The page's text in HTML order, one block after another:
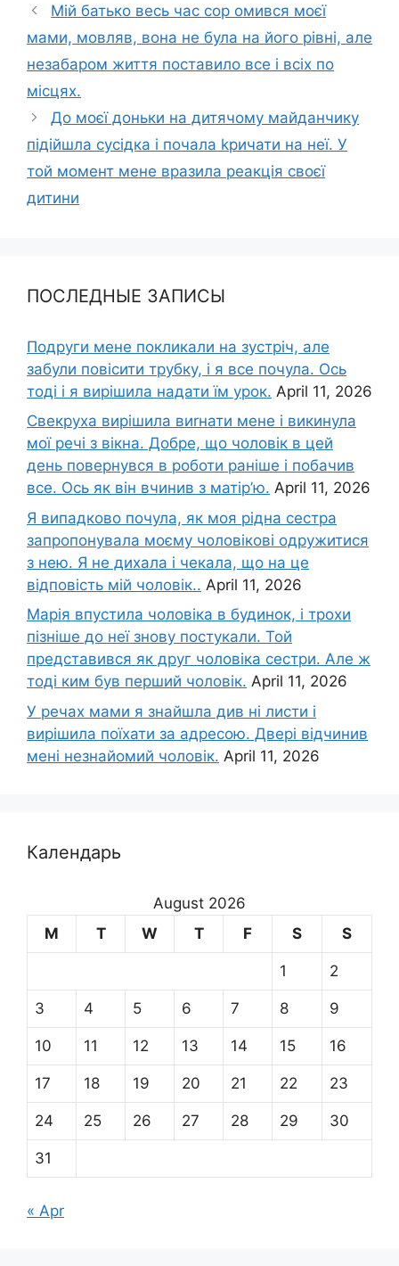
Мій батько весь час сор омився моєї
мами, мовляв, вона не була на його рівні, але
незабаром життя поставило все і всіх по
місцях.
До моєї доньки на дитячому майданчику
підійшла сусідка і почала kричати на неї. У
той момент мене вразила реакція своєї
дитини
ПОСЛЕДНЫЕ ЗАПИСЫ
Подруги мене покликали на зустріч, але
забули повісити трубку, і я все почула. Ось
тоді і я вирішила надати їм урок. April 11, 2026
Свекруха вирішила виrнати мене і викинула
мої речі з вікна. Добре, що чоловік в цей
день повернувся в роботи раніше і побачив
все. Ось як він вчинив з матір’ю. April 11, 2026
Я випадково почула, як моя рідна сестра
запропонувала моєму чоловікові одружитися
з нею. Я не дихала і чекала, що на це
відповість мій чоловік.. April 11, 2026
Марія впустила чоловіка в будинок, і трохи
пізніше до неї знову постукали. Той
представився як друг чоловіка сестри. Але ж
тоді ким був перший чоловік. April 11, 2026
У речах мами я знайшла див ні листи і
вирішила поїхати за адресою. Двері відчинив
мені незнайомий чоловік. April 11, 2026
Календарь
August 2026
M
T W T F S S
1 2
3 4 5 6 7 8 9
10 11 12 13 14 15 16
17 18 19 20 21 22 23
24 25 26 27 28 29 30
31
« Apr